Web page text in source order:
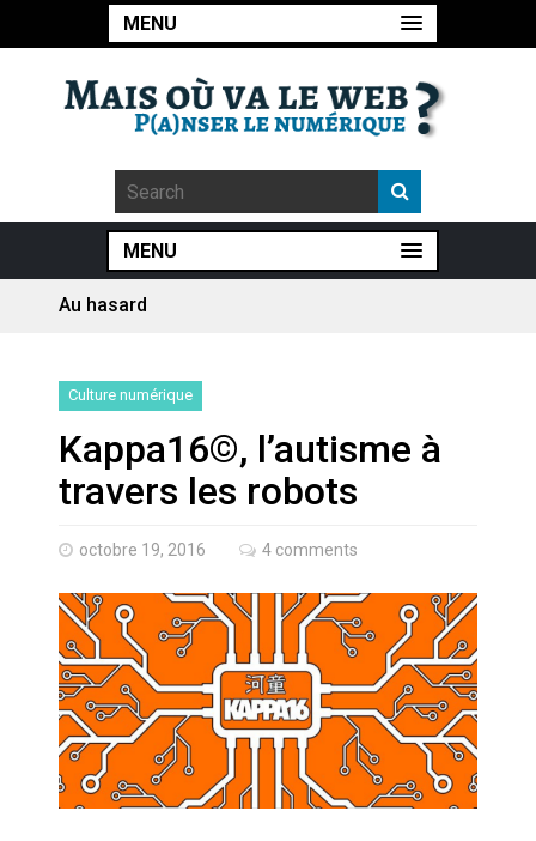
MENU
MENU
Au hasard
Quand Mistral veut moraliser le
pillage
Commentaire sur la polémique
des perroquets
Les syndicats, (tout) contre l’IA
En Seine-et-Marne, le projet de
Campus IA doit sortir des
champs : « On impose et copie
le gigantisme états-unien »
Addendum sur les machines à
laver, et l’intelligence artificielle
La vaste blague du macronisme
crypto-spatial
Culture numérique
Kappa16©, l’autisme à
travers les robots
octobre 19, 2016 4 comments